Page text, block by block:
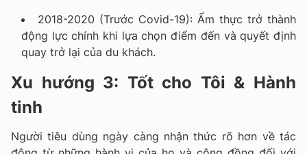
2018-2020 (Trước Covid-19): Ẩm thực trở thành
động lực chính khi lựa chọn điểm đến và quyết định
quay trở lại của du khách.
Xu hướng 3: Tốt cho Tôi & Hành
tinh
Người tiêu dùng ngày càng nhận thức rõ hơn về tác